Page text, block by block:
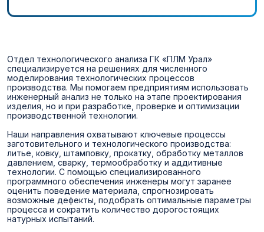
Отдел технологического анализа ГК «ПЛМ Урал»
специализируется на решениях для численного
моделирования технологических процессов
производства. Мы помогаем предприятиям использовать
инженерный анализ не только на этапе проектирования
изделия, но и при разработке, проверке и оптимизации
производственной технологии.
Наши направления охватывают ключевые процессы
заготовительного и технологического производства:
литье, ковку, штамповку, прокатку, обработку металлов
давлением, сварку, термообработку и аддитивные
технологии. С помощью специализированного
программного обеспечения инженеры могут заранее
оценить поведение материала, спрогнозировать
возможные дефекты, подобрать оптимальные параметры
процесса и сократить количество дорогостоящих
натурных испытаний.